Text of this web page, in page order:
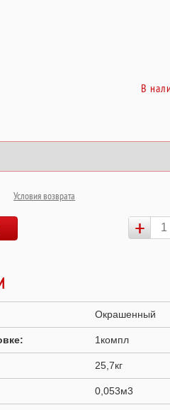
В
Условия возврата
+
Окрашенный
1компл
25,7кг
0,053м3